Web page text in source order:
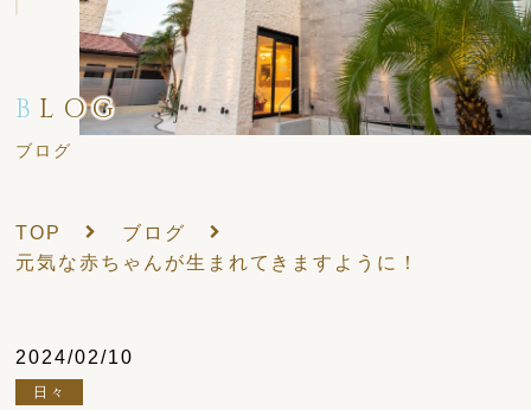
B LOG
ブログ
TOP
ブログ
元気な赤ちゃんが生まれてきますように！
2024/02/10
日々